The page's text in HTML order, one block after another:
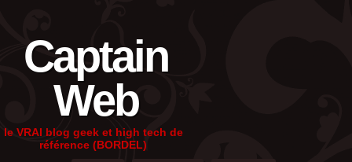
Captain
Web
le VRAI blog geek et high tech de
référence (BORDEL)